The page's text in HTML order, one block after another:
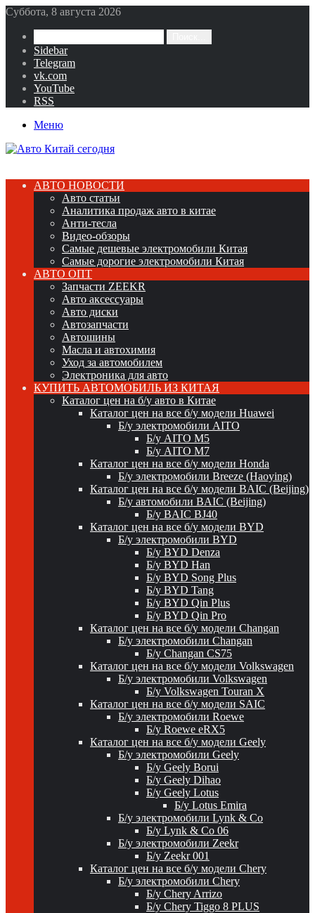
Суббота, 8 августа 2026
Sidebar
Telegram
vk.com
YouTube
RSS
Меню
АВТО НОВОСТИ
Авто статьи
Аналитика продаж авто в китае
Анти-тесла
Видео-обзоры
Самые дешевые электромобили Китая
Самые дорогие электромобили Китая
АВТО ОПТ
Запчасти ZEEKR
Авто аксессуары
Авто диски
Автозапчасти
Автошины
Масла и автохимия
Уход за автомобилем
Электроника для авто
КУПИТЬ АВТОМОБИЛЬ ИЗ КИТАЯ
Каталог цен на б/у авто в Китае
Каталог цен на все б/у модели Huawei
Б/у электромобили AITO
Б/у AITO M5
Б/у AITO M7
Каталог цен на все б/у модели Honda
Б/у электромобили Breeze (Haoying)
Каталог цен на все б/у модели BAIC (Beijing)
Б/у автомобили BAIC (Beijing)
Б/у BAIC BJ40
Каталог цен на все б/у модели BYD
Б/у электромобили BYD
Б/у BYD Denza
Б/у BYD Han
Б/у BYD Song Plus
Б/у BYD Tang
Б/у BYD Qin Plus
Б/у BYD Qin Pro
Каталог цен на все б/у модели Changan
Б/у электромобили Changan
Б/у Changan CS75
Каталог цен на все б/у модели Volkswagen
Б/у электромобили Volkswagen
Б/у Volkswagen Touran X
Каталог цен на все б/у модели SAIC
Б/у электромобили Roewe
Б/у Roewe eRX5
Каталог цен на все б/у модели Geely
Б/у электромобили Geely
Б/у Geely Borui
Б/у Geely Dihao
Б/у Geely Lotus
Б/у Lotus Emira
Б/у электромобили Lynk & Co
Б/у Lynk & Co 06
Б/у электромобили Zeekr
Б/у Zeekr 001
Каталог цен на все б/у модели Chery
Б/у электромобили Chery
Б/у Chery Arrizo
Б/у Chery Tiggo 8 PLUS